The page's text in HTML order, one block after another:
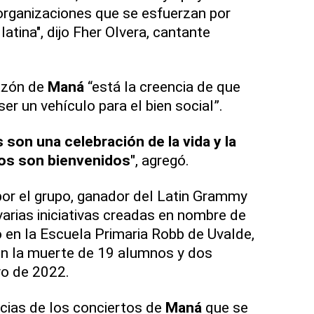
que se esfuerzan por
dijo Fher Olvera, cantante
de Maná “está la creencia de que
un vehículo para el bien social”.
una celebración de la vida y la
son bienvenidos", agregó.
el grupo, ganador del Latin Grammy
iniciativas creadas en nombre de
la Escuela Primaria Robb de Uvalde,
la muerte de 19 alumnos y dos
de 2022.
de los conciertos de Maná que se